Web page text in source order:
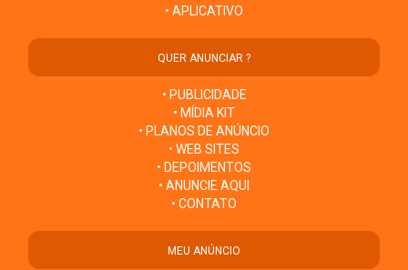
• APLICATIVO
QUER ANUNCIAR ?
• PUBLICIDADE
• MÍDIA KIT
• PLANOS DE ANÚNCIO
• WEB SITES
• DEPOIMENTOS
• ANUNCIE AQUI
• CONTATO
MEU ANÚNCIO